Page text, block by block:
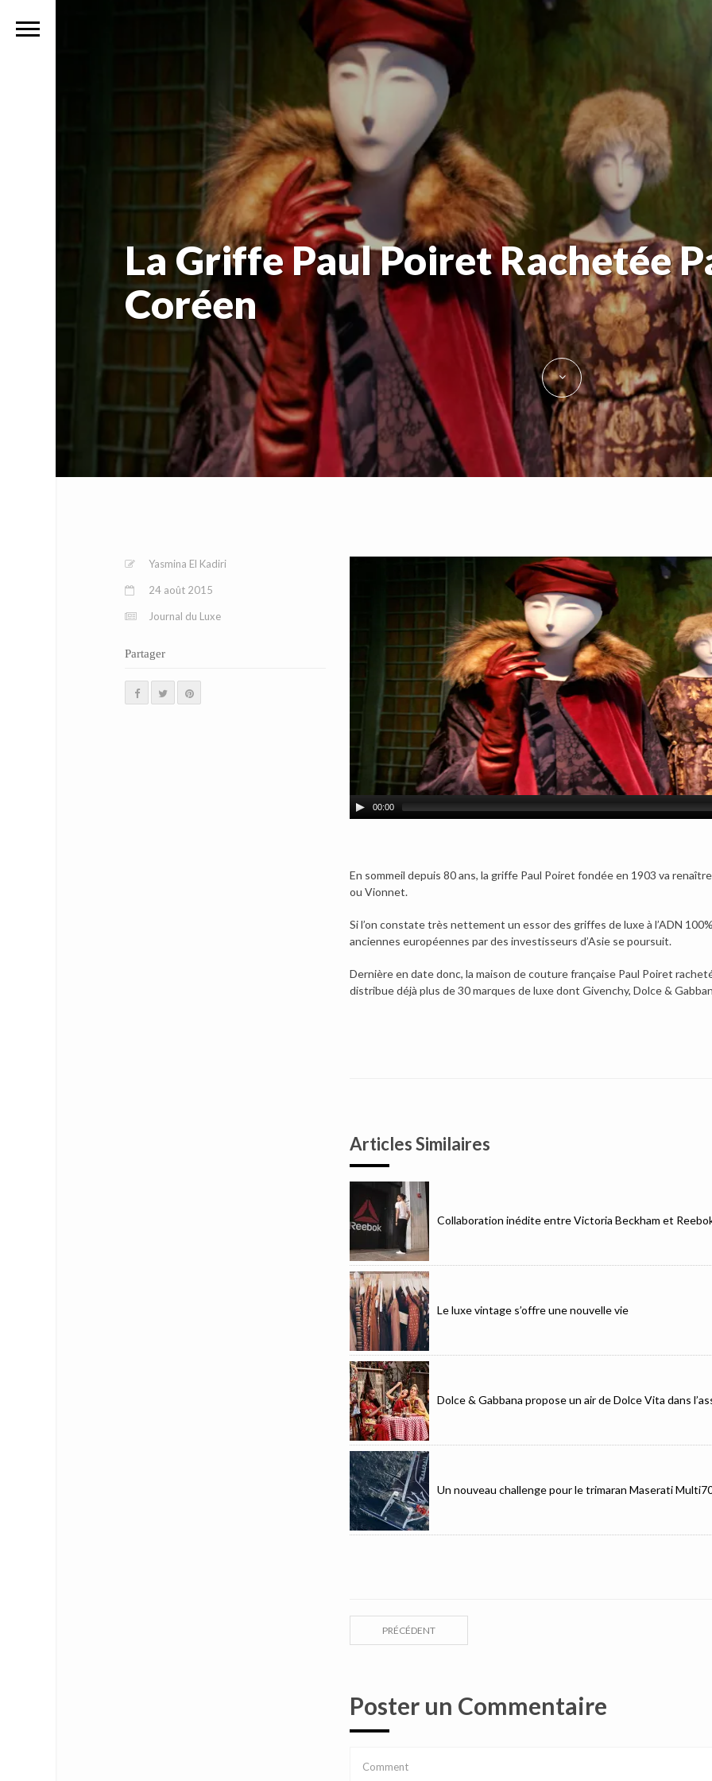
La Griffe Paul Poiret Rachetée
Coréen
Yasmina El Kadiri
24 août 2015
Journal du Luxe
Partager
00:00
En sommeil depuis 80 ans, la griffe Paul Poiret fondée en 1903 va
ou Vionnet.
Si l’on constate très nettement un essor des griffes de luxe à l’ADN
anciennes européennes par des investisseurs d’Asie se poursuit.
Dernière en date donc, la maison de couture française Paul Poiret
distribue déjà plus de 30 marques de luxe dont Givenchy, Dolce &
Articles Similaires
Collaboration inédite entre Victoria Beckham et
Le luxe vintage s’offre une nouvelle vie
Dolce & Gabbana propose un air de Dolce Vita dans
Un nouveau challenge pour le trimaran Maserati
PRÉCÉDENT
Poster un Commentaire